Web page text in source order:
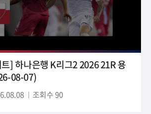
] 하나은행 K리그2 2026 21R 용
08-07)
조회수 90